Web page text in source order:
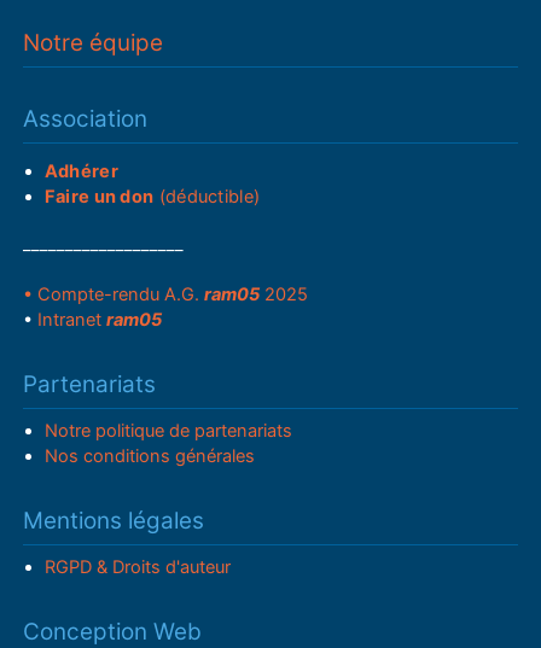
Notre équipe
Association
Adhérer
Faire un don (déductible)
• Compte-rendu A.G.ram05 2025
• Intranetram05
Partenariats
Notre politique de partenariats
Nos conditions générales
Mentions légales
RGPD & Droits d'auteur
Conception Web